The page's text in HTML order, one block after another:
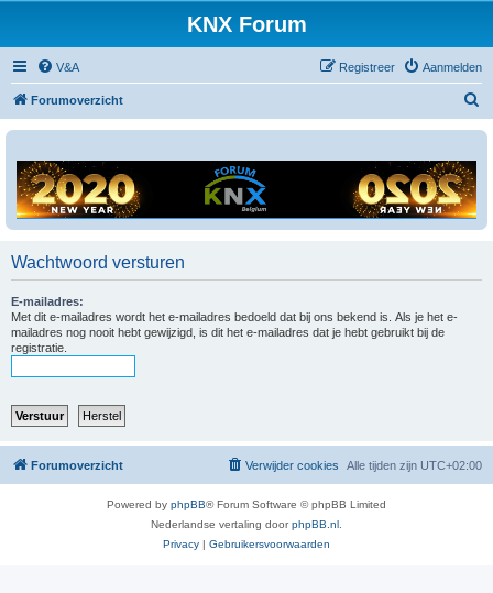
KNX Forum
V&A Aanmelden
Registreer
Forumoverzicht
Wachtwoord versturen
E-mailadres:
Met dit e-mailadres wordt het e-mailadres bedoeld dat bij ons bekend is. Als je het e-
mailadres nog nooit hebt gewijzigd, is dit het e-mailadres dat je hebt gebruikt bij de
registratie.
Forumoverzicht Alle tijden zijn UTC+02:00
Verwijder cookies
Powered by phpBB® Forum Software © phpBB Limited
Nederlandse vertaling doorphpBB.nl.
Privacy | Gebruikersvoorwaarden